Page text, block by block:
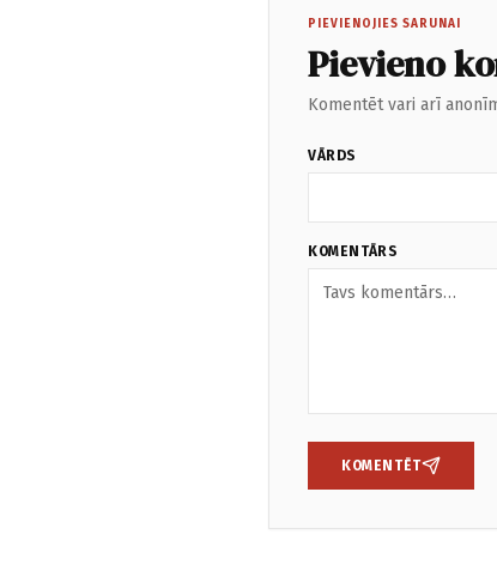
PIEVIENOJIES SARUNAI
Pievieno
Komentēt vari arī
VĀRDS
KOMENTĀRS
KOMENTĒT